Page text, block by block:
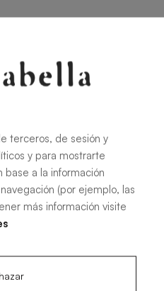
200 X 70 cm
120 X 80 cm
140 X 80 cm
terceros, de sesión y
y para mostrarte
base a la información
(por ejemplo, las
más información visite